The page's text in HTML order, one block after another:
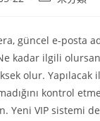
güncel e-posta
kadar ilgili
olur.
kontrol
Yeni VIP sistemi